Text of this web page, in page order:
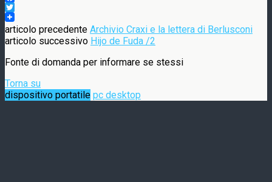
Facebook
Twitter
articolo precedente Archivio Craxi e la lettera di Berlusconi
articolo successivo Hijo de Fuda /2
Fonte di domanda per informare se stessi
Torna su
dispositivo portatile pc desktop